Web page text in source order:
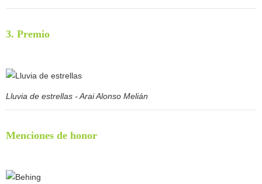
3. Premio
Lluvia de estrellas - Arai Alonso Melián
Menciones de honor